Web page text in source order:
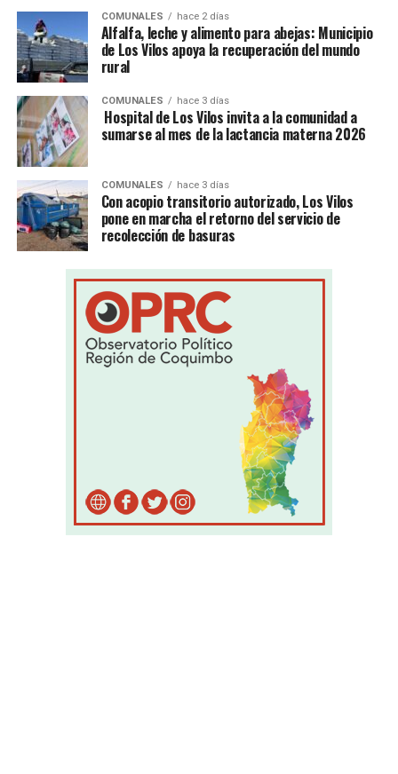
COMUNALES hace 2 días
Alfalfa, leche y alimento para abejas: Municipio
de Los Vilos apoya la recuperación del mundo
rural
COMUNALES hace 3 días
Hospital de Los Vilos invita a la comunidad a
sumarse al mes de la lactancia materna 2026
COMUNALES hace 3 días
Con acopio transitorio autorizado, Los Vilos
pone en marcha el retorno del servicio de
recolección de basuras